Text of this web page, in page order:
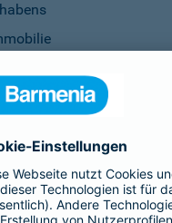
bei Ihrer
Verwendung
genauso